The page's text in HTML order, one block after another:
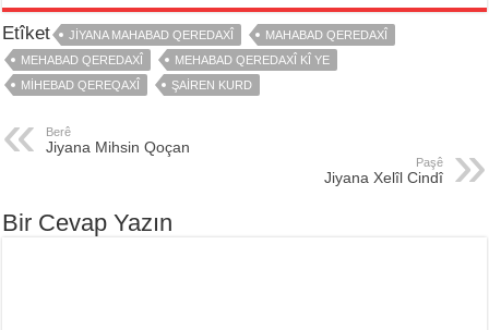
Etîket JIYANA MAHABAD QEREDAXÎ
MAHABAD QEREDAXÎ
MEHABAD QEREDAXÎ
MEHABAD QEREDAXÎ KÎ YE
MIHEBAD QEREQAXÎ
ŞAIREN KURD
Berê
Jiyana Mihsin Qoçan
Paşê
Jiyana Xelîl Cindî
Bir Cevap Yazın